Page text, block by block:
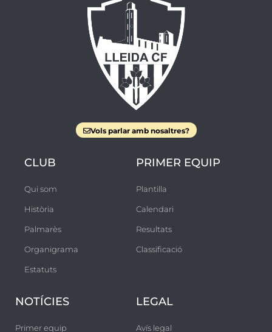
Vols parlar amb nosaltres?
CLUB
Qui som
Història
Palmarès
Organigrama
Estatuts
PRIMER EQUIP
Plantilla
Calendari
Resultats
Classificació
NOTÍCIES
Primer equip
LEGAL
Avís legal